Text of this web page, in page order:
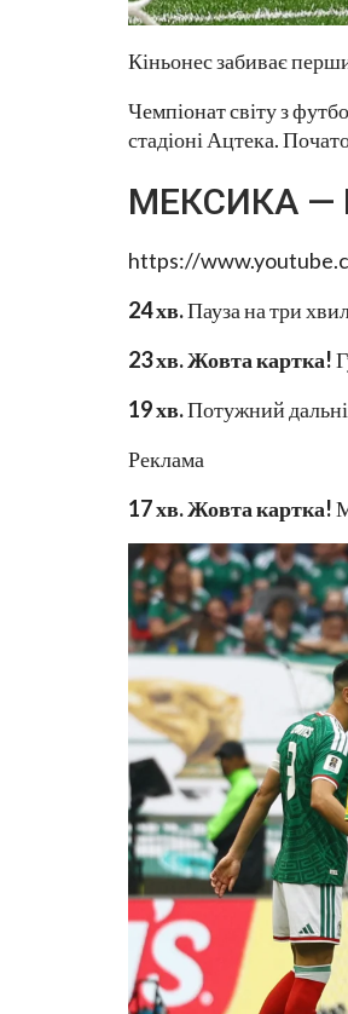
Кіньонес забиває
Чемпіонат світу з
стадіоні Ацтека.
МЕКСИКА —
https://
24 хв.Пауза на три
23 хв. Жовта картка!
19 хв.Потужний
Реклама
17 хв. Жовта картка!